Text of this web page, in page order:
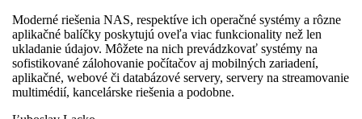
Moderné riešenia NAS, respektíve ich operačné systémy a rôzne
aplikačné balíčky poskytujú oveľa viac funkcionality než len
ukladanie údajov. Môžete na nich prevádzkovať systémy na
sofistikované zálohovanie počítačov aj mobilných zariadení,
aplikačné, webové či databázové servery, servery na streamovanie
multimédií, kancelárske riešenia a podobne.